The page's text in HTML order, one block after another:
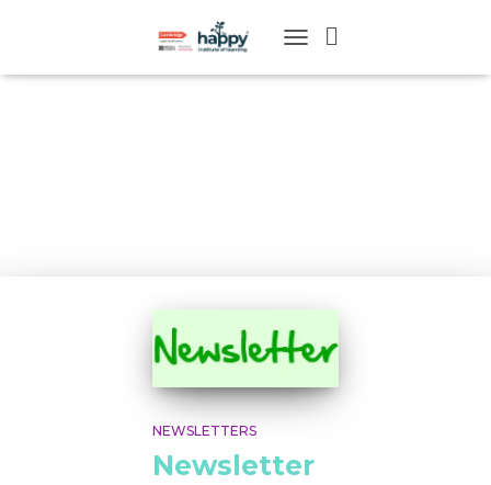
NAVIGATION
NEWSLETTERS
Newsletter